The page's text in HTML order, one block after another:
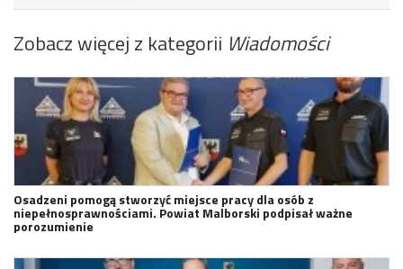
Zobacz więcej z kategorii Wiadomości
Osadzeni pomogą stworzyć miejsce pracy dla osób z
niepełnosprawnościami. Powiat Malborski podpisał ważne
porozumienie